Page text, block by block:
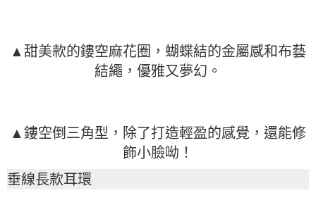
▲甜美款的鏤空麻花圈，蝴蝶結的金屬感和布藝
結繩，優雅又夢幻。
▲鏤空倒三角型，除了打造輕盈的感覺，還能修
飾小臉呦！
垂線長款耳環